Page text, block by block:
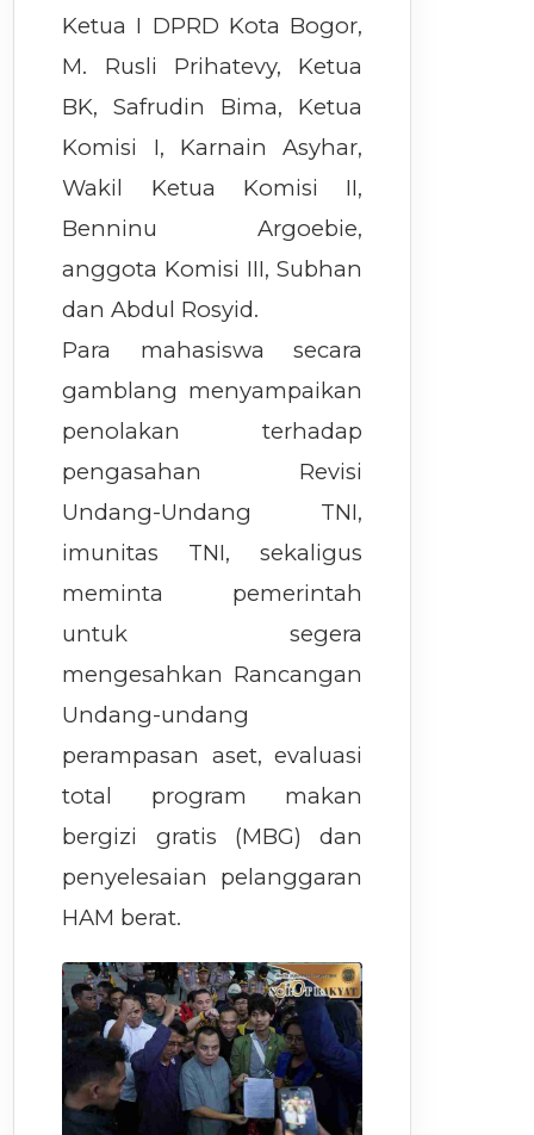
Ketua I DPRD Kota Bogor,
M. Rusli Prihatevy, Ketua
BK, Safrudin Bima, Ketua
Komisi I, Karnain Asyhar,
Wakil Ketua Komisi II,
Benninu Argoebie,
anggota Komisi III, Subhan
dan Abdul Rosyid.
Para mahasiswa secara
gamblang menyampaikan
penolakan terhadap
pengasahan Revisi
Undang-Undang TNI,
imunitas TNI, sekaligus
meminta pemerintah
untuk segera
mengesahkan Rancangan
Undang-undang
perampasan aset, evaluasi
total program makan
bergizi gratis (MBG) dan
penyelesaian pelanggaran
HAM berat.